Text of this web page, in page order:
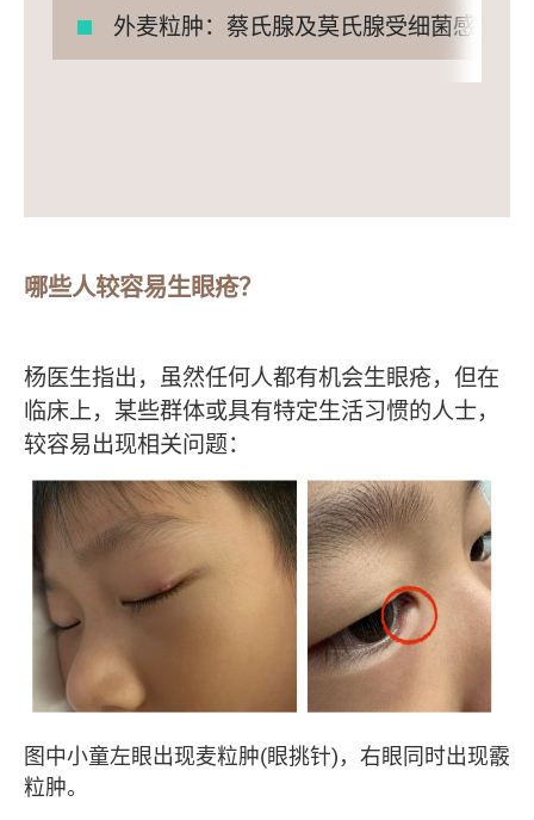
外麦粒肿：蔡氏腺及莫氏腺受细菌感染
哪些人较容易生眼疮？
杨医生指出，虽然任何人都有机会生眼疮，但在
临床上，某些群体或具有特定生活习惯的人士，
较容易出现相关问题：
图中小童左眼出现麦粒肿(眼挑针)，右眼同时出现霰
粒肿。